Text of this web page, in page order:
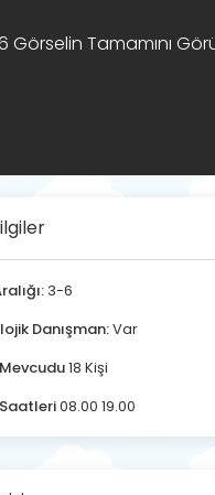
Görselin Tamamını
3-6
Danışman:Var
Mevcudu18 Kişi
08.00 19.00